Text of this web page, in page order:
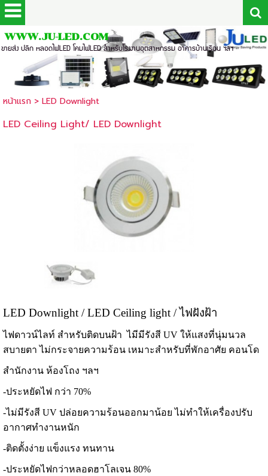
WWW.JU-LED.COM
ขายส่ง ปลีก หลอดไฟLED โคมไฟLED สำหรับโรงงานอุตสาหกรรม อาคารบ้านเรือน ฯลฯ
หน้าแรก> LED Downlight
LED Ceiling Light/ LED Downlight
LED Downlight / LED Ceiling light / ไฟฝังฝ้า
ไฟดาวน์ไลท์ สำหรับติดบนฝ้า ไมีมีรังสี UV ให้แสงที่นุ่มนวล
สบายตา ไม่กระจายความร้อน เหมาะสำหรับที่พักอาศัย คอนโด
สำนักงาน ห้องโถง ฯลฯ
-ประหยัดไฟ กว่า 70%
-ไม่มีรังสี UV ปล่อยความร้อนออกมาน้อย ไม่ทำให้เครื่องปรับ
อากาศทำงานหนัก
-ติดตั้งง่าย แข็งแรง ทนทาน
-ประหยัดไฟกว่าหลอดฮาโลเจน 80%